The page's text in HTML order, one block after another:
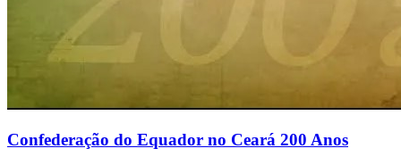
Confederação do Equador no Ceará 200 Anos